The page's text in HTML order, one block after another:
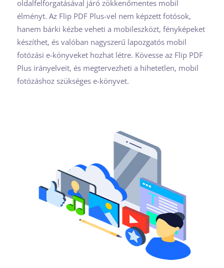
oldalfelforgatásával járó zökkenőmentes mobil
élményt. Az Flip PDF Plus-vel nem képzett fotósok,
hanem bárki kézbe veheti a mobileszközt, fényképeket
készíthet, és valóban nagyszerű lapozgatós mobil
fotózási e-könyveket hozhat létre. Kövesse az Flip PDF
Plus irányelveit, és megtervezheti a hihetetlen, mobil
fotózáshoz szükséges e-könyvet.